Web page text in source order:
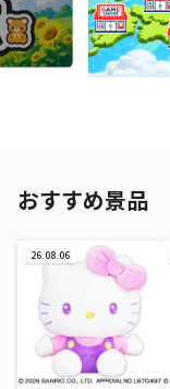
おすすめ景品
26.08.06